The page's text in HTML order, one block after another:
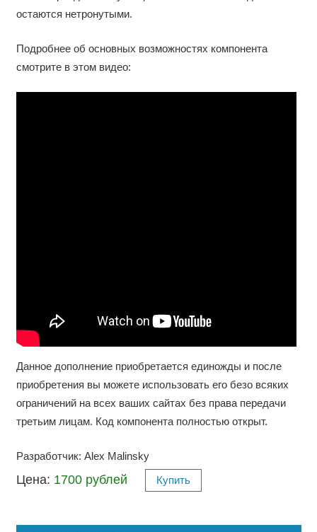
остаются нетронутыми.
Подробнее об основных возможностях компонента
смотрите в этом видео:
Данное дополнение приобретается единожды и после
приобретения вы можете использовать его безо всяких
ограничений на всех ваших сайтах без права передачи
третьим лицам. Код компонента полностью открыт.
Разработчик: Alex Malinsky
Цена: 1700 рублей Купить